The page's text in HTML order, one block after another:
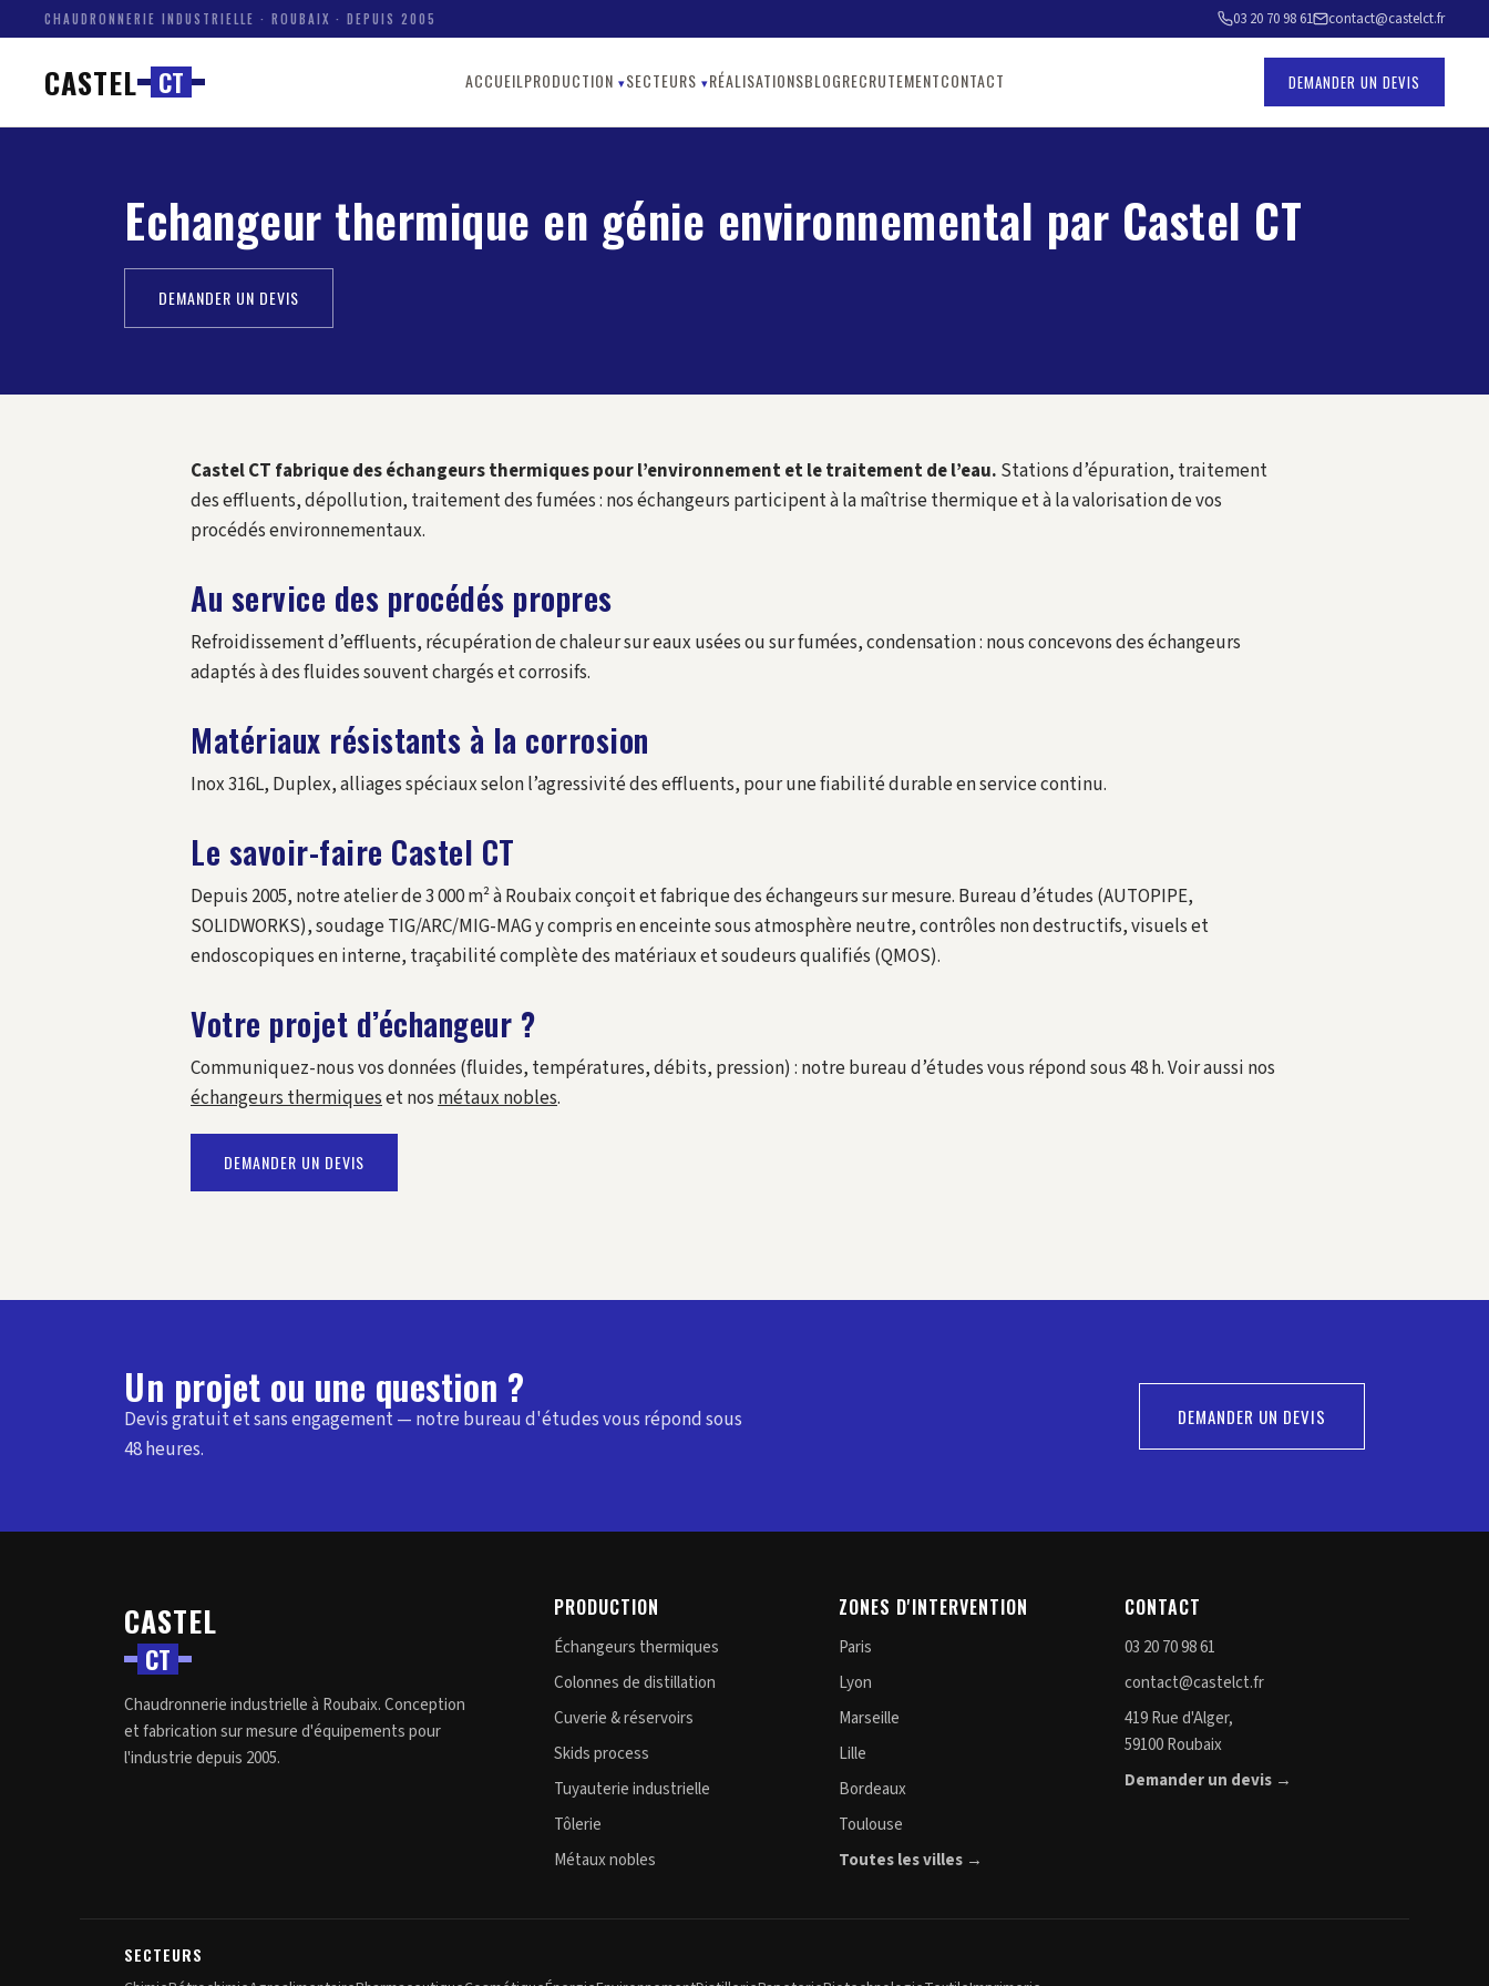
CHAUDRONNERIE INDUSTRIELLE · ROUBAIX · DEPUIS 2005 03 20 70 98 61 contact@castelct.fr
CASTEL CT ACCUEIL PRODUCTION SECTEURS RÉALISATIONSBLOGRECRUTEMENTCONTACT DEMANDER UN DEVIS
Echangeur thermique en génie environnemental par Castel CT
DEMANDER UN DEVIS
Castel CT fabrique des échangeurs thermiques pour l’environnement et le traitement de l’eau. Stations d’épuration, traitement
des effluents, dépollution, traitement des fumées : nos échangeurs participent à la maîtrise thermique et à la valorisation de vos
procédés environnementaux.
Au service des procédés propres
Refroidissement d’effluents, récupération de chaleur sur eaux usées ou sur fumées, condensation : nous concevons des échangeurs
adaptés à des fluides souvent chargés et corrosifs.
Matériaux résistants à la corrosion
Inox 316L, Duplex, alliages spéciaux selon l’agressivité des effluents, pour une fiabilité durable en service continu.
Le savoir-faire Castel CT
Depuis 2005, notre atelier de 3 000 m² à Roubaix conçoit et fabrique des échangeurs sur mesure. Bureau d’études (AUTOPIPE,
SOLIDWORKS), soudage TIG/ARC/MIG-MAG y compris en enceinte sous atmosphère neutre, contrôles non destructifs, visuels et
endoscopiques en interne, traçabilité complète des matériaux et soudeurs qualifiés (QMOS).
Votre projet d’échangeur ?
Communiquez-nous vos données (fluides, températures, débits, pression) : notre bureau d’études vous répond sous 48 h. Voir aussi nos
échangeurs thermiqueset nosmétaux nobles.
DEMANDER UN DEVIS
Un projet ou une question ?
Devis gratuit et sans engagement — notre bureau d'études vous répond sous
48 heures.
DEMANDER UN DEVIS
CASTEL
CT
Chaudronnerie industrielle à Roubaix. Conception
et fabrication sur mesure d'équipements pour
l'industrie depuis 2005.
PRODUCTION
Échangeurs thermiques
Colonnes de distillation
Cuverie & réservoirs
Skids process
Tuyauterie industrielle
Tôlerie
Métaux nobles
ZONES D'INTERVENTION
Paris
Lyon
Marseille
Lille
Bordeaux
Toulouse
Toutes les villes →
CONTACT
03 20 70 98 61
contact@castelct.fr
419 Rue d'Alger,
59100 Roubaix
Demander un devis →
SECTEURS